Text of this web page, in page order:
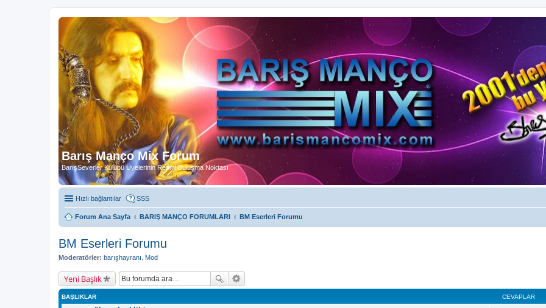
Barış Manço Mix Forum
BarışSeverler Kulübü Üyelerinin Resmi Buluşma Noktası
Hızlı bağlantılar SSS
Forum Ana Sayfa BARIŞ MANÇO FORUMLARI BM Eserleri Forumu
BM Eserleri Forumu
Moderatörler: barışhayranı Mod
Yeni Başlık
BAŞLIKLAR CEVAPLAR